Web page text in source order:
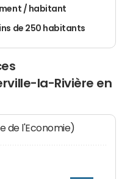
/ habitant
de 250 habitants
la-Rivière en
de l'Economie)